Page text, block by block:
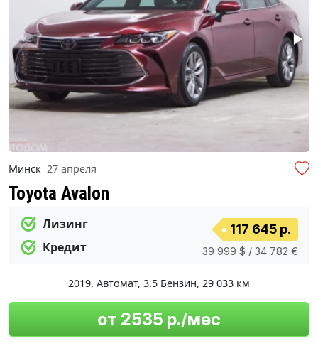
Минск 27 апреля
Toyota Avalon
Лизинг
Кредит
117 645 р.
39 999 $ / 34 782 €
2019, Автомат, 3.5 Бензин, 29 033 км
от 2535 р./мес